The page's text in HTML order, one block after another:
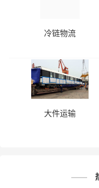
# 乌鲁木齐物流
冷链物流
大件运输